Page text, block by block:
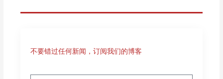
不要错过任何新闻，订阅我们的博客